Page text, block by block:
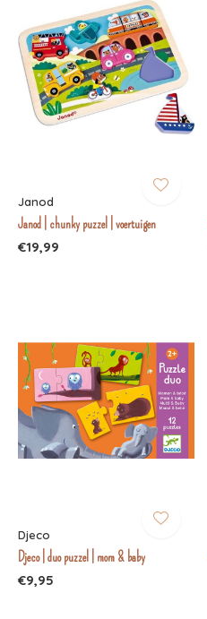
Janod
Janod | chunky puzzel | voertuigen
€19,99
Djeco
Djeco | duo puzzel | mom & baby
€9,95